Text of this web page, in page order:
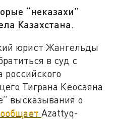
“неказахи”
Казахстана.
юрист Жангельды
в суд с
Тиграна Кеосаяна
высказывания о
Azattyq-